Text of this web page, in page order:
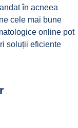
în acneea
cele mai bune
online pot
soluții eficiente